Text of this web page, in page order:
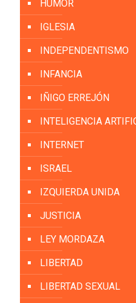
HUMOR
IGLESIA
INDEPENDENTISMO
INFANCIA
IÑIGO ERREJÓN
INTELIGENCIA
INTERNET
ISRAEL
IZQUIERDA UNIDA
JUSTICIA
LEY MORDAZA
LIBERTAD
LIBERTAD SEXUAL